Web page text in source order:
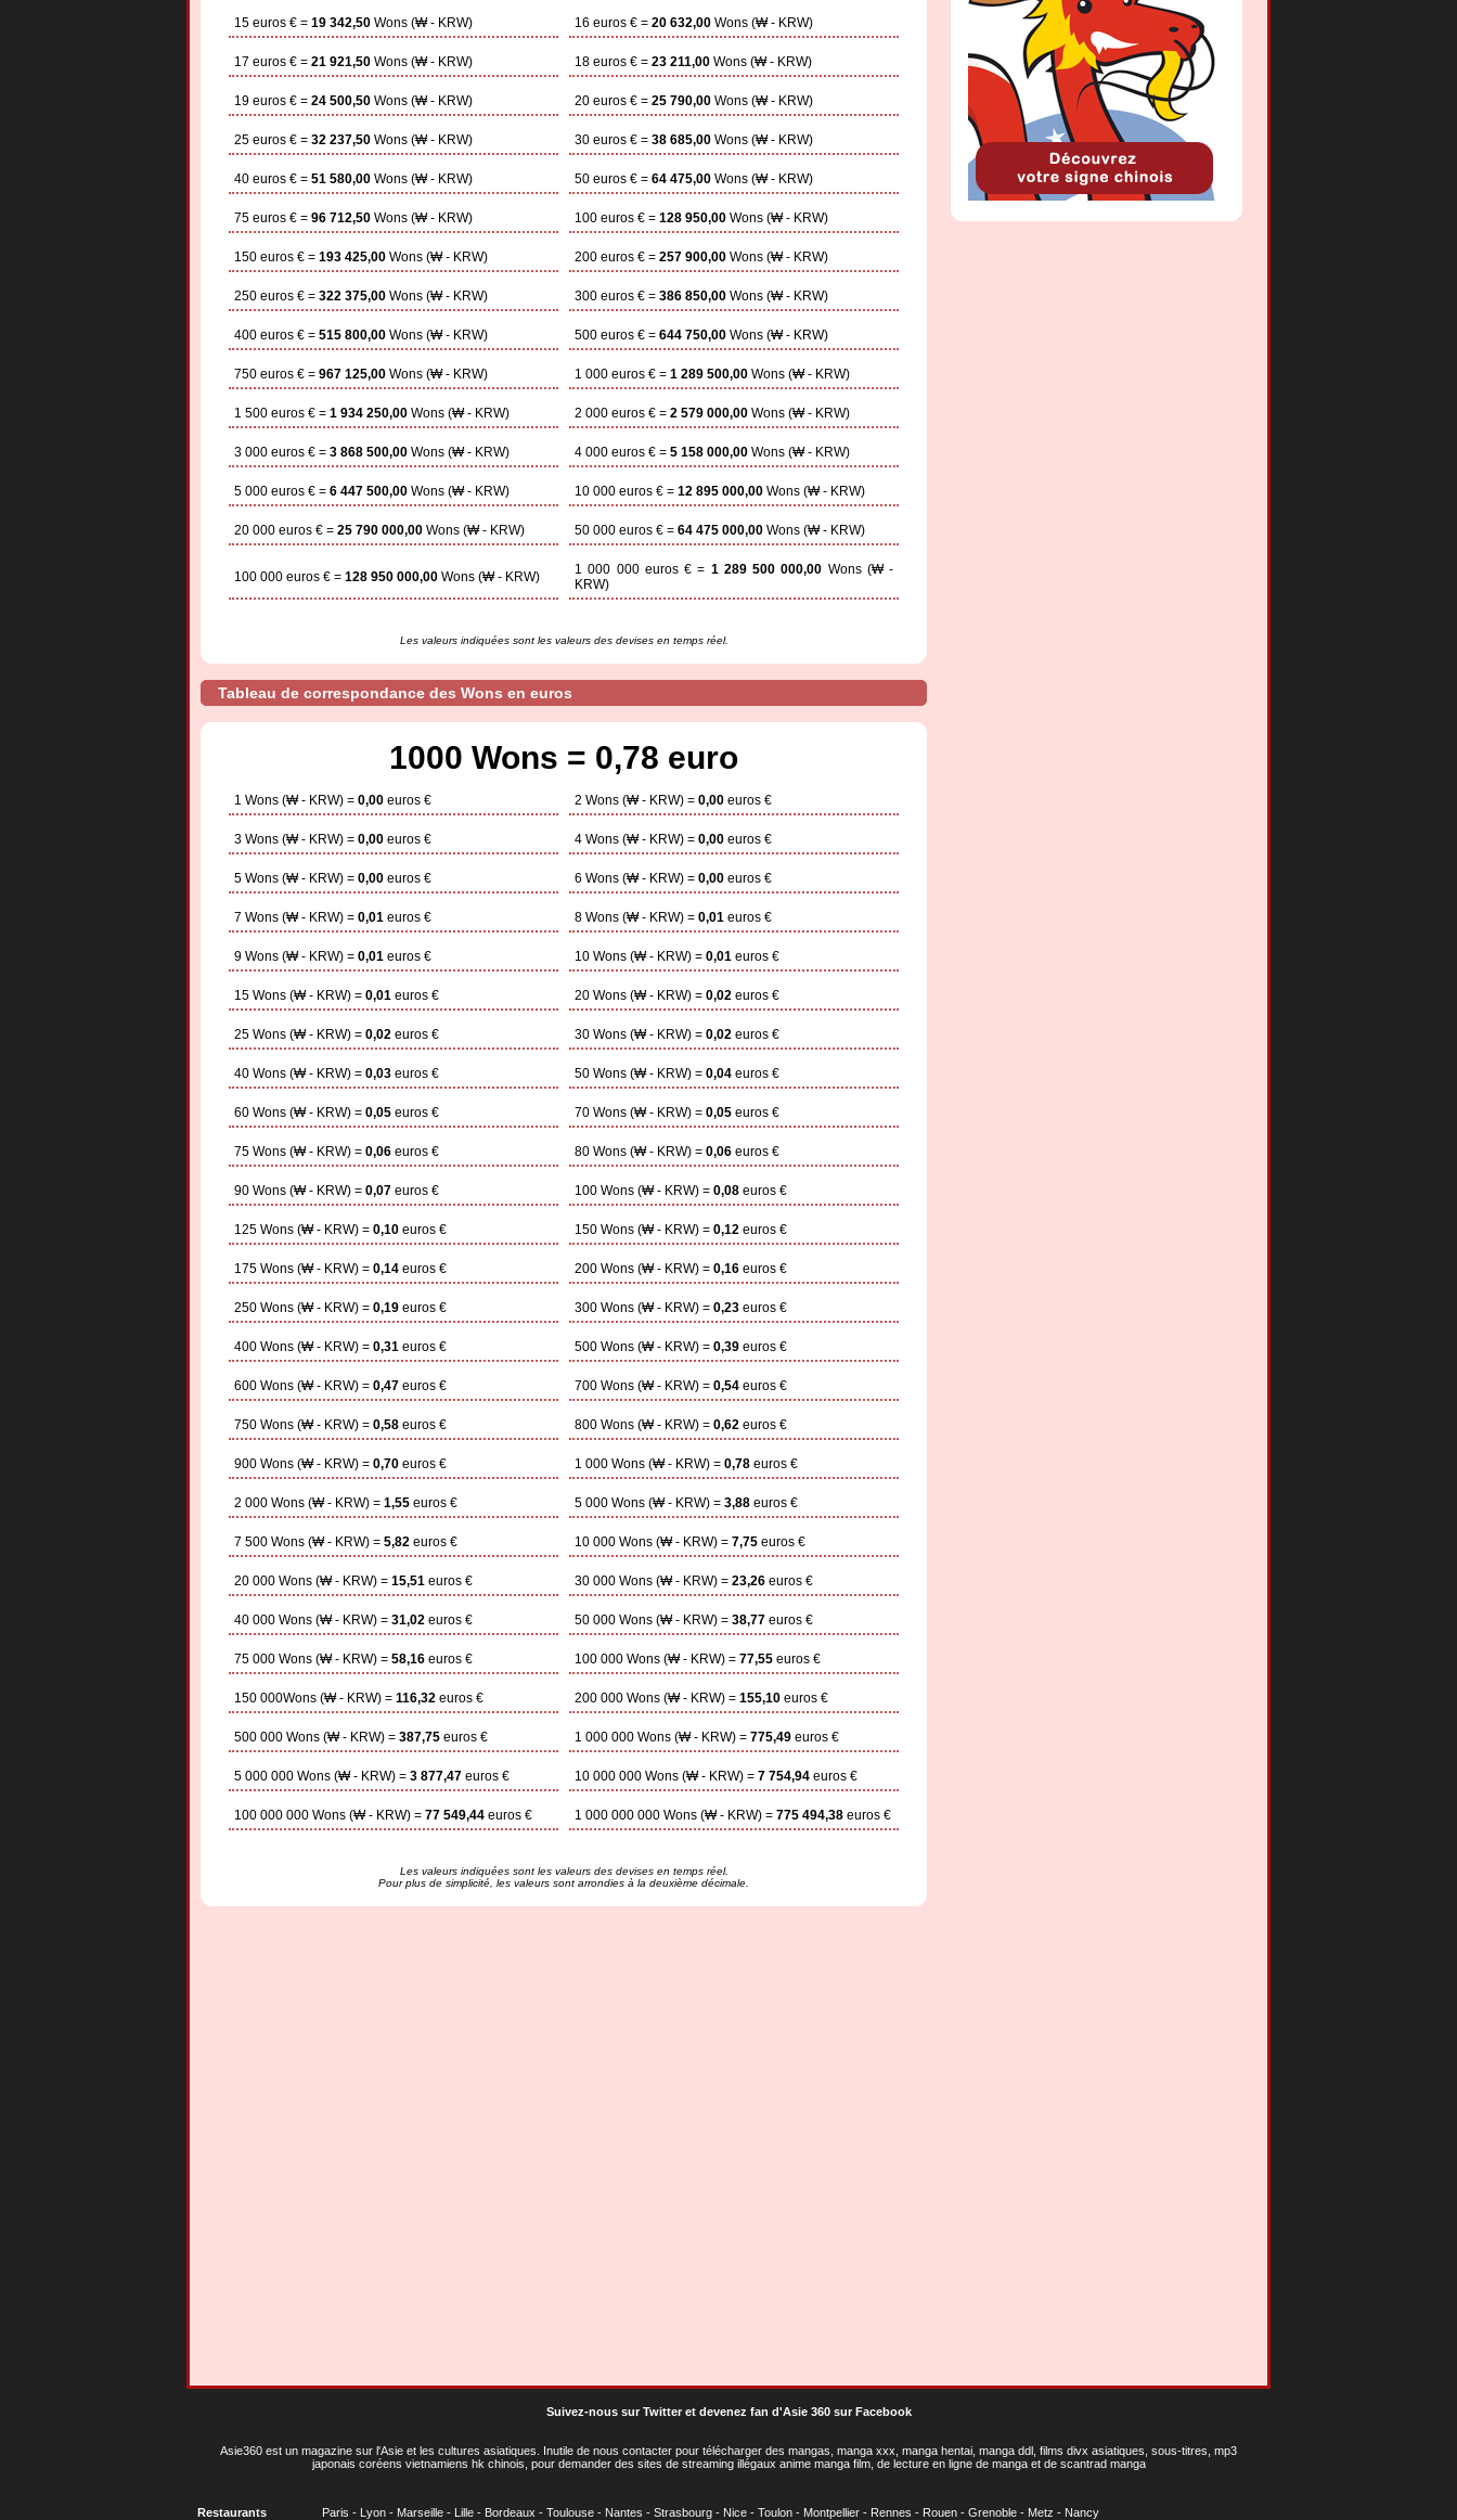
15 euros € = 19 342,50 Wons (₩ - KRW) 16 euros € = 20 632,00 Wons (₩ - KRW)
17 euros € = 21 921,50 Wons (₩ - KRW) 18 euros € = 23 211,00 Wons (₩ - KRW)
19 euros € = 24 500,50 Wons (₩ - KRW) 20 euros € = 25 790,00 Wons (₩ - KRW)
25 euros € = 32 237,50 Wons (₩ - KRW) 30 euros € = 38 685,00 Wons (₩ - KRW)
40 euros € = 51 580,00 Wons (₩ - KRW) 50 euros € = 64 475,00 Wons (₩ - KRW)
75 euros € = 96 712,50 Wons (₩ - KRW) 100 euros € = 128 950,00 Wons (₩ - KRW)
150 euros € = 193 425,00 Wons (₩ - KRW) 200 euros € = 257 900,00 Wons (₩ - KRW)
250 euros € = 322 375,00 Wons (₩ - KRW) 300 euros € = 386 850,00 Wons (₩ - KRW)
400 euros € = 515 800,00 Wons (₩ - KRW) 500 euros € = 644 750,00 Wons (₩ - KRW)
750 euros € = 967 125,00 Wons (₩ - KRW) 1 000 euros € = 1 289 500,00 Wons (₩ - KRW)
1 500 euros € = 1 934 250,00 Wons (₩ - KRW) 2 000 euros € = 2 579 000,00 Wons (₩ - KRW)
3 000 euros € = 3 868 500,00 Wons (₩ - KRW) 4 000 euros € = 5 158 000,00 Wons (₩ - KRW)
5 000 euros € = 6 447 500,00 Wons (₩ - KRW) 10 000 euros € = 12 895 000,00 Wons (₩ - KRW)
20 000 euros € = 25 790 000,00 Wons (₩ - KRW) 50 000 euros € = 64 475 000,00 Wons (₩ - KRW)
100 000 euros € = 128 950 000,00 Wons (₩ - KRW) 1 000 000 euros € = 1 289 500 000,00 Wons (₩ -
KRW)
Les valeurs indiquées sont les valeurs des devises en temps réel.
Tableau de correspondance des Wons en euros
1000 Wons = 0,78 euro
1 Wons (₩ - KRW) = 0,00 euros € 2 Wons (₩ - KRW) = 0,00 euros €
3 Wons (₩ - KRW) = 0,00 euros € 4 Wons (₩ - KRW) = 0,00 euros €
5 Wons (₩ - KRW) = 0,00 euros € 6 Wons (₩ - KRW) = 0,00 euros €
7 Wons (₩ - KRW) = 0,01 euros € 8 Wons (₩ - KRW) = 0,01 euros €
9 Wons (₩ - KRW) = 0,01 euros € 10 Wons (₩ - KRW) = 0,01 euros €
15 Wons (₩ - KRW) = 0,01 euros € 20 Wons (₩ - KRW) = 0,02 euros €
25 Wons (₩ - KRW) = 0,02 euros € 30 Wons (₩ - KRW) = 0,02 euros €
40 Wons (₩ - KRW) = 0,03 euros € 50 Wons (₩ - KRW) = 0,04 euros €
60 Wons (₩ - KRW) = 0,05 euros € 70 Wons (₩ - KRW) = 0,05 euros €
75 Wons (₩ - KRW) = 0,06 euros € 80 Wons (₩ - KRW) = 0,06 euros €
90 Wons (₩ - KRW) = 0,07 euros € 100 Wons (₩ - KRW) = 0,08 euros €
125 Wons (₩ - KRW) = 0,10 euros € 150 Wons (₩ - KRW) = 0,12 euros €
175 Wons (₩ - KRW) = 0,14 euros € 200 Wons (₩ - KRW) = 0,16 euros €
250 Wons (₩ - KRW) = 0,19 euros € 300 Wons (₩ - KRW) = 0,23 euros €
400 Wons (₩ - KRW) = 0,31 euros € 500 Wons (₩ - KRW) = 0,39 euros €
600 Wons (₩ - KRW) = 0,47 euros € 700 Wons (₩ - KRW) = 0,54 euros €
750 Wons (₩ - KRW) = 0,58 euros € 800 Wons (₩ - KRW) = 0,62 euros €
900 Wons (₩ - KRW) = 0,70 euros € 1 000 Wons (₩ - KRW) = 0,78 euros €
2 000 Wons (₩ - KRW) = 1,55 euros € 5 000 Wons (₩ - KRW) = 3,88 euros €
7 500 Wons (₩ - KRW) = 5,82 euros € 10 000 Wons (₩ - KRW) = 7,75 euros €
20 000 Wons (₩ - KRW) = 15,51 euros € 30 000 Wons (₩ - KRW) = 23,26 euros €
40 000 Wons (₩ - KRW) = 31,02 euros € 50 000 Wons (₩ - KRW) = 38,77 euros €
75 000 Wons (₩ - KRW) = 58,16 euros € 100 000 Wons (₩ - KRW) = 77,55 euros €
150 000Wons (₩ - KRW) = 116,32 euros € 200 000 Wons (₩ - KRW) = 155,10 euros €
500 000 Wons (₩ - KRW) = 387,75 euros € 1 000 000 Wons (₩ - KRW) = 775,49 euros €
5 000 000 Wons (₩ - KRW) = 3 877,47 euros € 10 000 000 Wons (₩ - KRW) = 7 754,94 euros €
100 000 000 Wons (₩ - KRW) = 77 549,44 euros € 1 000 000 000 Wons (₩ - KRW) = 775 494,38 euros €
Les valeurs indiquées sont les valeurs des devises en temps réel.
Pour plus de simplicité, les valeurs sont arrondies à la deuxième décimale.
Suivez-nous sur Twitteret devenez fan d'Asie 360 sur Facebook
Asie360 est un magazine sur l'Asie et les cultures asiatiques . Inutile de nous contacter pour télécharger des mangas, manga xxx, manga hentai, manga ddl, films divx asiatiques, sous-titres, mp3
japonais coréens vietnamiens hk chinois, pour demander des sites de streaming illégaux anime manga film, de lecture en ligne de manga et de scantrad manga
Restaurants Paris - Lyon - Marseille - Lille - Bordeaux - Toulouse - Nantes - Strasbourg - Nice - Toulon - Montpellier - Rennes - Rouen - Grenoble - Metz - Nancy